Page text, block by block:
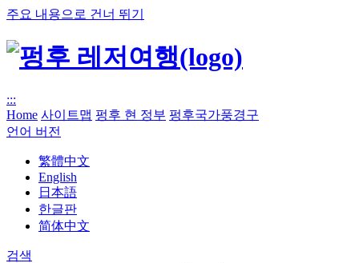
주요 내용으로 건너 뛰기
:::
Home 사이트맵 펑후 현 정부 펑후국가풍경구
언어 버전
繁體中文
English
日本語
한글판
简体中文
검색